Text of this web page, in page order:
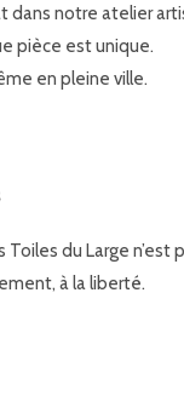
dans notre atelier
pièce est unique.
en pleine ville.
du Large n’est
à la liberté.